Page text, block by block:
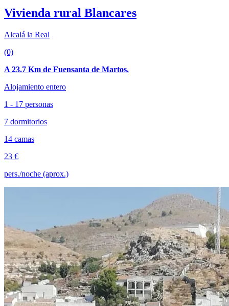
Vivienda rural Blancares
Alcalá la Real
(0)
A 23.7 Km de Fuensanta de Martos.
Alojamiento entero
1 - 17 personas
7 dormitorios
14 camas
23 €
pers./noche (aprox.)